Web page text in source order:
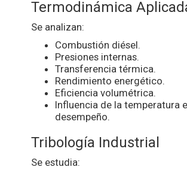
Termodinámica
Se analizan:
Combustión diésel.
Presiones internas.
Transferencia térmica.
Rendimiento energético.
Eficiencia volumétrica.
Influencia de la temperatura
desempeño.
Tribología Industrial
Se estudia: